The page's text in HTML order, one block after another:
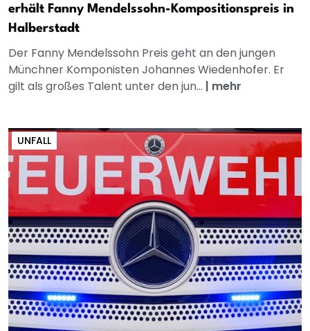
erhält Fanny Mendelssohn-Kompositionspreis in
Halberstadt
Der Fanny Mendelssohn Preis geht an den jungen
Münchner Komponisten Johannes Wiedenhofer. Er
gilt als großes Talent unter den jun... | mehr
UNFALL